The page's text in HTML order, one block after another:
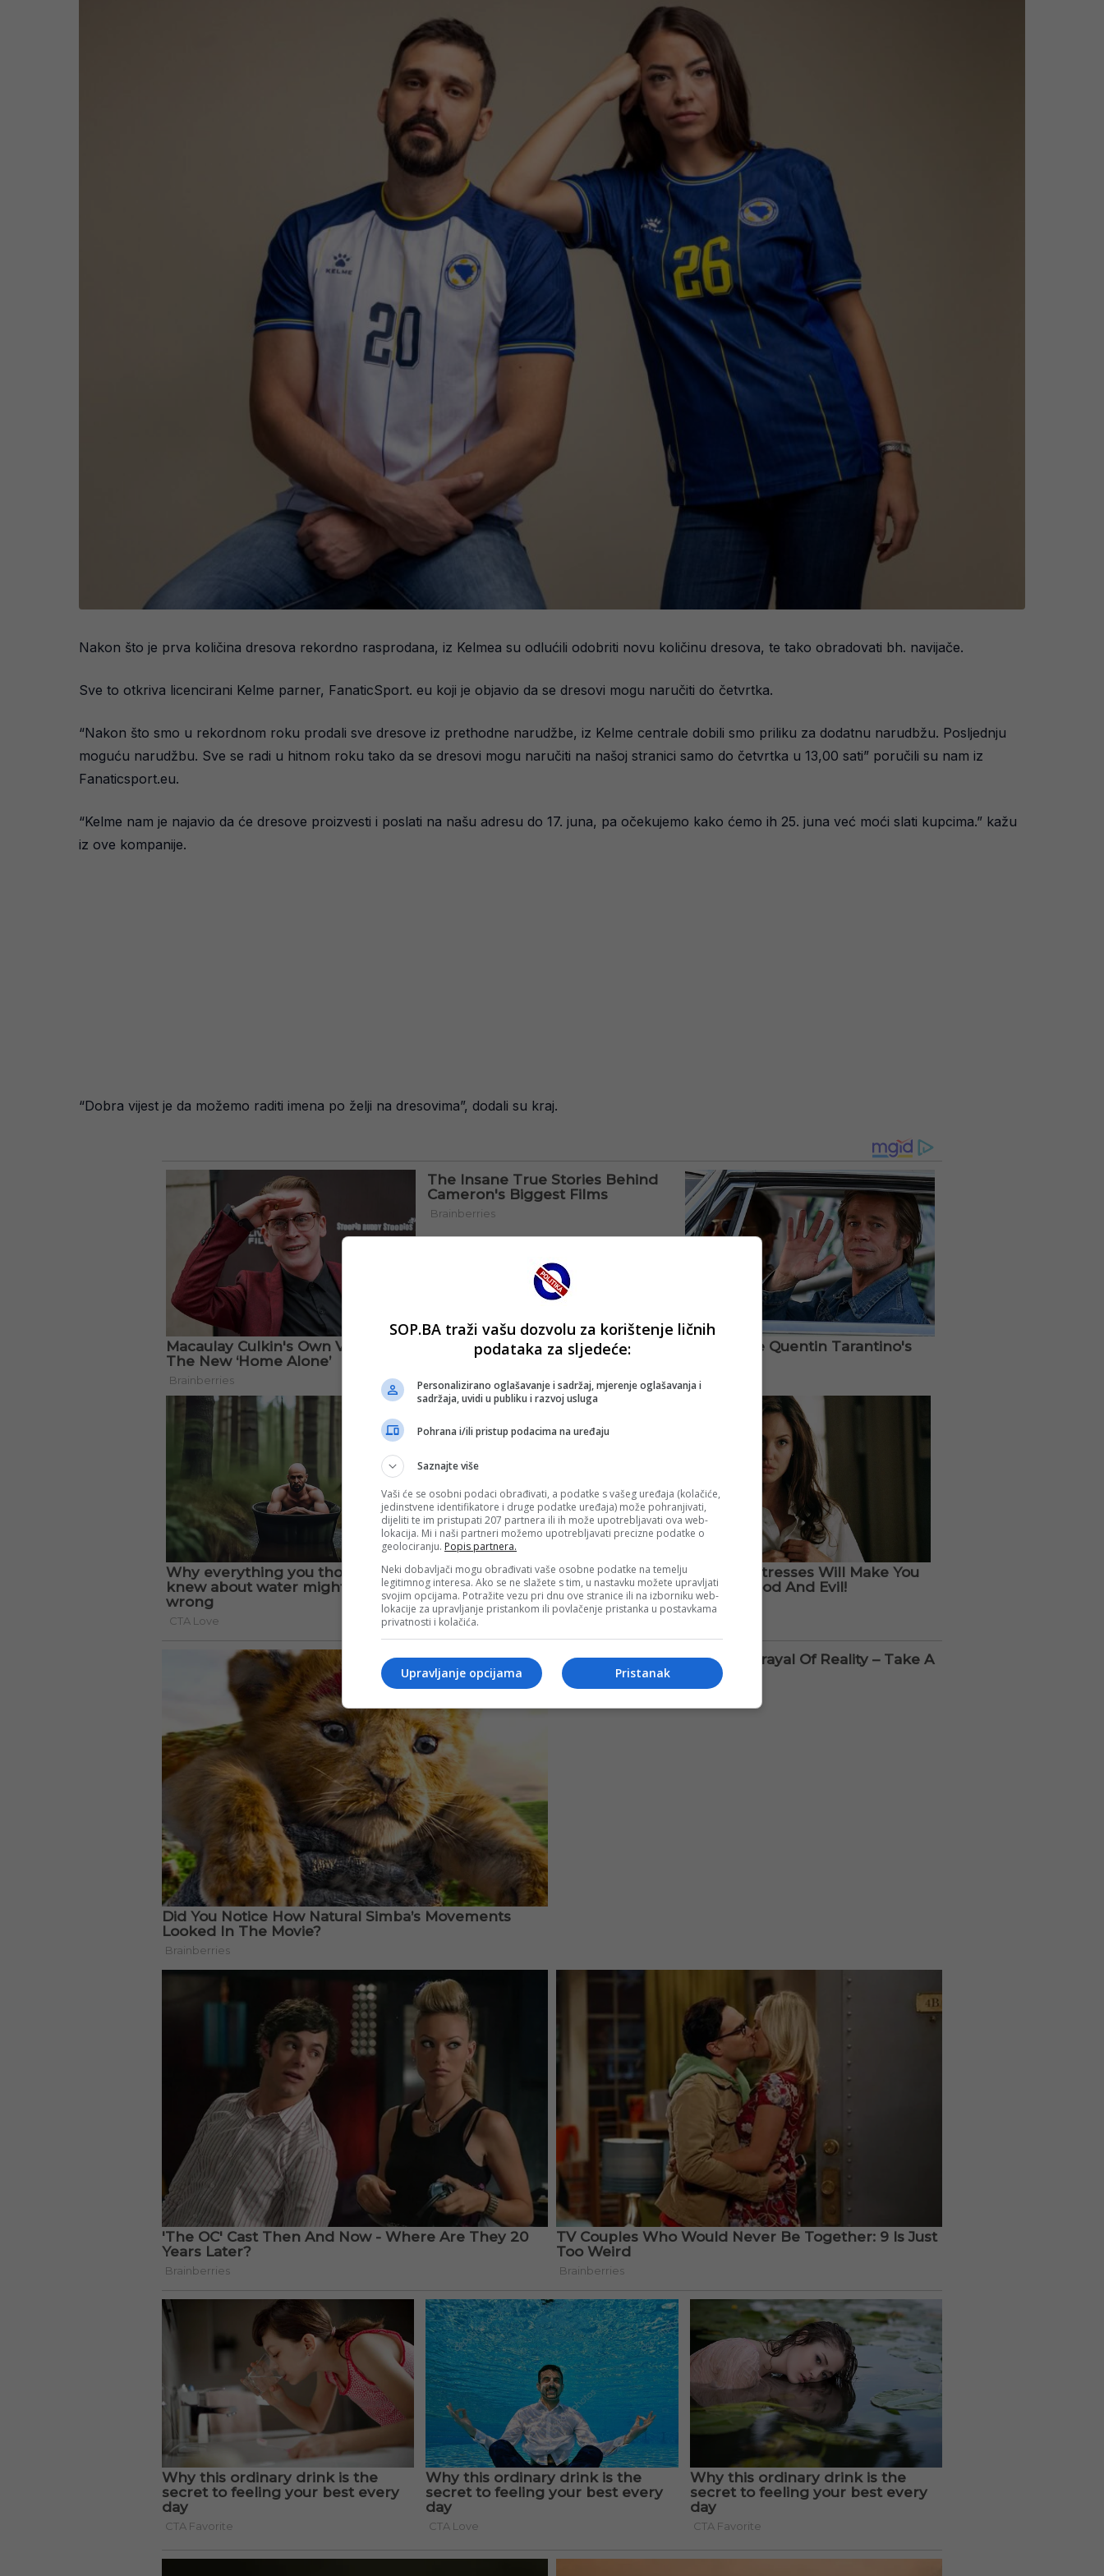
Nakon što je prva količina dresova rekordno rasprodana, iz Kelmea su odlućili odobriti novu količinu dresova, te tako obradovati bh. navijače.
Sve to otkriva licencirani Kelme parner, FanaticSport. eu koji je objavio da se dresovi mogu naručiti do četvrtka.
“Nakon što smo u rekordnom roku prodali sve dresove iz prethodne narudžbe, iz Kelme centrale dobili smo priliku za dodatnu narudbžu. Posljednju
moguću narudžbu. Sve se radi u hitnom roku tako da se dresovi mogu naručiti na našoj stranici samo do četvrtka u 13,00 sati” poručili su nam iz
Fanaticsport.eu.
“Kelme nam je najavio da će dresove proizvesti i poslati na našu adresu do 17. juna, pa očekujemo kako ćemo ih 25. juna već moći slati kupcima.” kažu
iz ove kompanije.
“Dobra vijest je da možemo raditi imena po želji na dresovima”, dodali su kraj.
SOP.BA traži vašu dozvolu za korištenje ličnih
podataka za sljedeće:
Personalizirano oglašavanje i sadržaj, mjerenje oglašavanja i
sadržaja, uvidi u publiku i razvoj usluga
Pohrana i/ili pristup podacima na uređaju
Saznajte više
Vaši će se osobni podaci obrađivati, a podatke s vašeg uređaja (kolačiće,
jedinstvene identifikatore i druge podatke uređaja) može pohranjivati,
dijeliti te im pristupati 207 partnera ili ih može upotrebljavati ova web-
lokacija. Mi i naši partneri možemo upotrebljavati precizne podatke o
geolociranju. Popis partnera.
Neki dobavljači mogu obrađivati vaše osobne podatke na temelju
legitimnog interesa. Ako se ne slažete s tim, u nastavku možete upravljati
svojim opcijama. Potražite vezu pri dnu ove stranice ili na izborniku web-
lokacije za upravljanje pristankom ili povlačenje pristanka u postavkama
privatnosti i kolačića.
Pristanak
Upravljanje opcijama